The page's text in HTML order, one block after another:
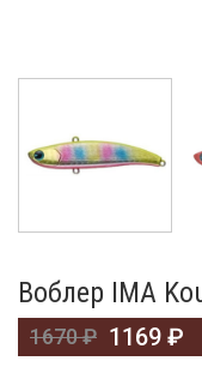
Воблер IMA
1670₽ 1169 ₽